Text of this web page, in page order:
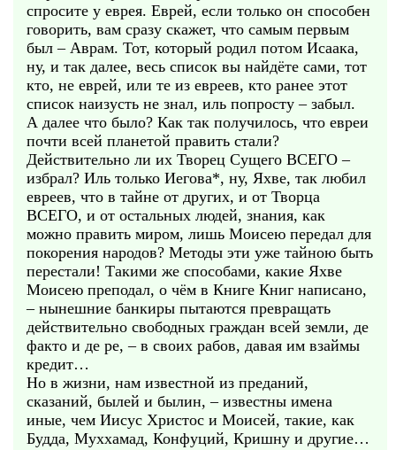
спросите у еврея. Еврей, если только он способен
говорить, вам сразу скажет, что самым первым
был – Аврам. Тот, который родил потом Исаака,
ну, и так далее, весь список вы найдёте сами, тот
кто, не еврей, или те из евреев, кто ранее этот
список наизусть не знал, иль попросту – забыл.
А далее что было? Как так получилось, что евреи
почти всей планетой править стали?
Действительно ли их Творец Сущего ВСЕГО –
избрал? Иль только Иегова*, ну, Яхве, так любил
евреев, что в тайне от других, и от Творца
ВСЕГО, и от остальных людей, знания, как
можно править миром, лишь Моисею передал для
покорения народов? Методы эти уже тайною быть
перестали! Такими же способами, какие Яхве
Моисею преподал, о чём в Книге Книг написано,
– нынешние банкиры пытаются превращать
действительно свободных граждан всей земли, де
факто и де ре, – в своих рабов, давая им взаймы
кредит…
Но в жизни, нам известной из преданий,
сказаний, былей и былин, – известны имена
иные, чем Иисус Христос и Моисей, такие, как
Будда, Муххамад, Конфуций, Кришну и другие…